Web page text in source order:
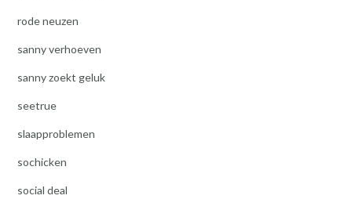
rode neuzen
sanny verhoeven
sanny zoekt geluk
seetrue
slaapproblemen
sochicken
social deal